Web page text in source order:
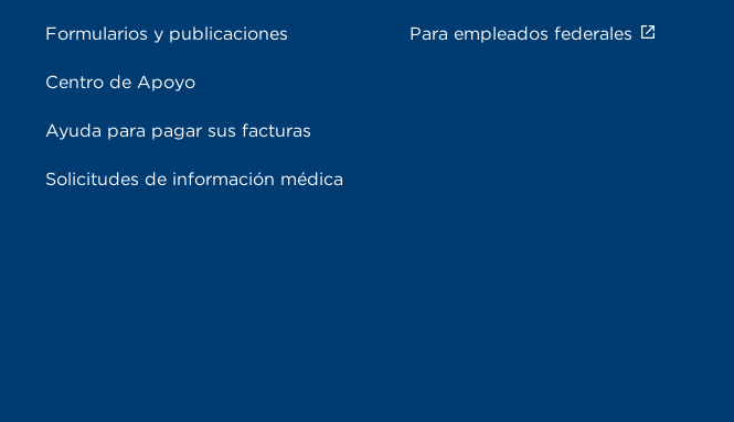
Formularios y publicaciones
Centro de Apoyo
Ayuda para pagar sus facturas
Solicitudes de información médica
Para empleados federales